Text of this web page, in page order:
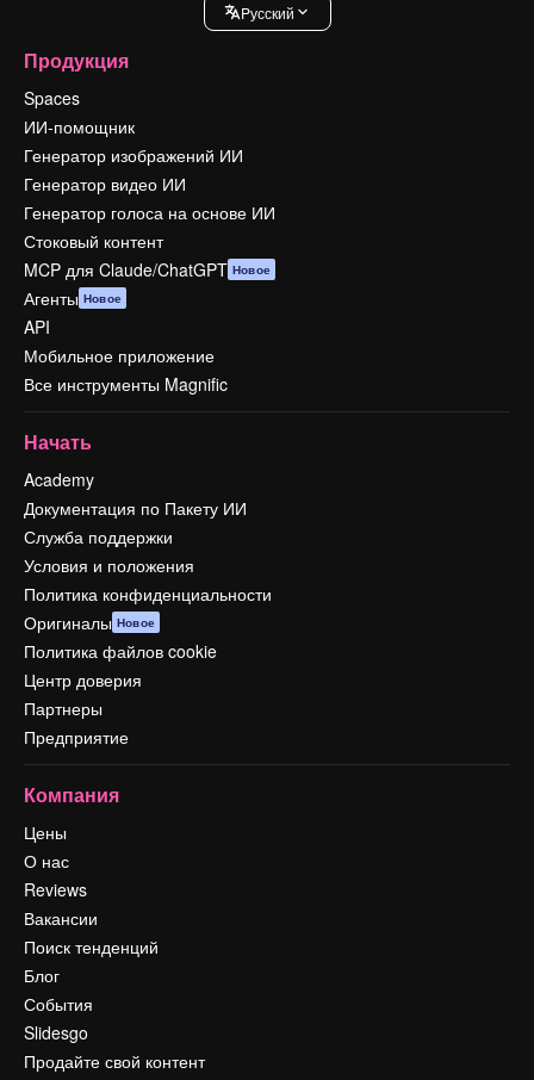
Pусский
Продукция
Spaces
ИИ-помощник
Генератор изображений ИИ
Генератор видео ИИ
Генератор голоса на основе ИИ
Стоковый контент
MCP для Claude/ChatGPT Новое
Агенты Новое
API
Мобильное приложение
Все инструменты Magnific
Начать
Academy
Документация по Пакету ИИ
Служба поддержки
Условия и положения
Политика конфиденциальности
Оригиналы Новое
Политика файлов cookie
Центр доверия
Партнеры
Предприятие
Компания
Цены
О нас
Reviews
Вакансии
Поиск тенденций
Блог
События
Slidesgo
Продайте свой контент